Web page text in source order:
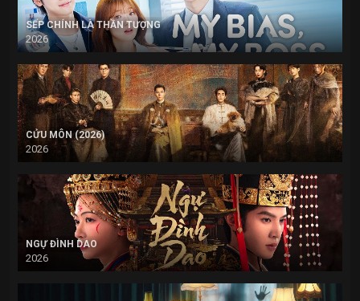
SẾP CHÍNH LÀ THẦN TƯỢNG
2026
CỬU MÔN (2026)
2026
NGỰ ĐÌNH DAO
2026